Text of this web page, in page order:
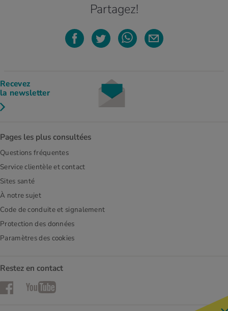
Partagez!
Recevez
la newsletter
Pages les plus consultées
Questions fréquentes
Service clientèle et contact
Sites santé
À notre sujet
Code de conduite et signalement
Protection des données
Paramètres des cookies
Restez en contact
FacebookYouTube